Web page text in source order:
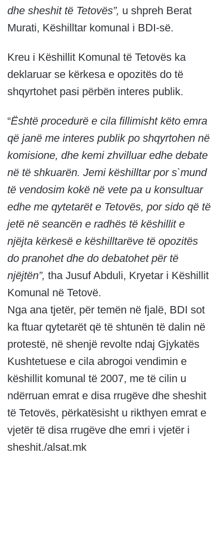
dhe sheshit të Tetovës”, u shpreh Berat
Murati, Këshilltar komunal i BDI-së.
Kreu i Këshillit Komunal të Tetovës ka
deklaruar se kërkesa e opozitës do të
shqyrtohet pasi përbën interes publik.
“Është procedurë e cila fillimisht këto emra
që janë me interes publik po shqyrtohen në
komisione, dhe kemi zhvilluar edhe debate
në të shkuarën. Jemi këshilltar por s`mund
të vendosim kokë në vete pa u konsultuar
edhe me qytetarët e Tetovës, por sido që të
jetë në seancën e radhës të këshillit e
njëjta kërkesë e këshilltarëve të opozitës
do pranohet dhe do debatohet për të
njëjtën”, tha Jusuf Abduli, Kryetar i Këshillit
Komunal në Tetovë.
Nga ana tjetër, për temën në fjalë, BDI sot
ka ftuar qytetarët që të shtunën të dalin në
protestë, në shenjë revolte ndaj Gjykatës
Kushtetuese e cila abrogoi vendimin e
këshillit komunal të 2007, me të cilin u
ndërruan emrat e disa rrugëve dhe sheshit
të Tetovës, përkatësisht u rikthyen emrat e
vjetër të disa rrugëve dhe emri i vjetër i
sheshit./alsat.mk